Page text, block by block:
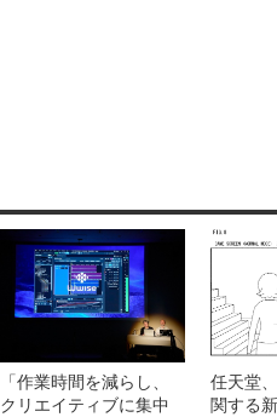
「作業時間を減らし、
クリエイティブに集中
任天堂
関する